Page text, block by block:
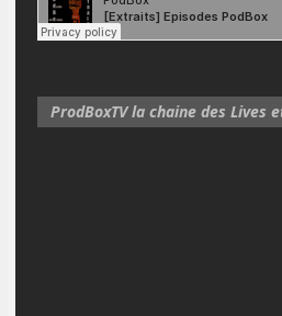
ProdBoxTV la chaine des Lives